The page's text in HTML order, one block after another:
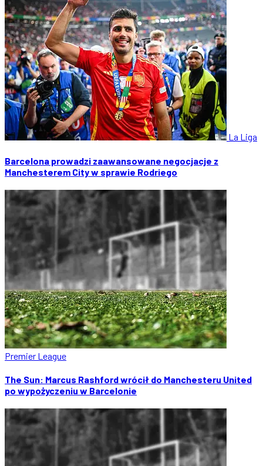
La Liga
Barcelona prowadzi zaawansowane negocjacje z
Manchesterem City w sprawie Rodriego
Premier League
The Sun: Marcus Rashford wrócił do Manchesteru United
po wypożyczeniu w Barcelonie